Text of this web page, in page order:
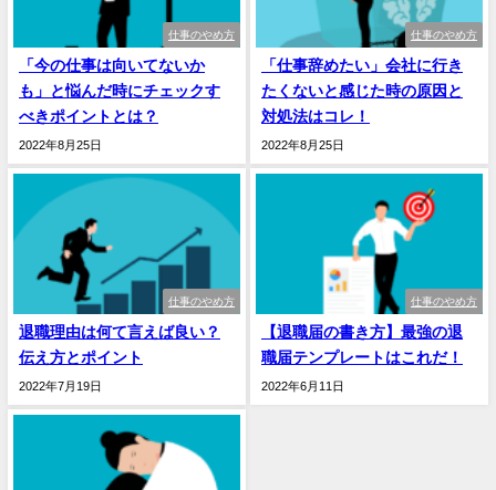
仕事のやめ方
「今の仕事は向いてないか
も」と悩んだ時にチェックす
べきポイントとは？
2022年8月25日
仕事のやめ方
「仕事辞めたい」会社に行き
たくないと感じた時の原因と
対処法はコレ！
2022年8月25日
仕事のやめ方
退職理由は何て言えば良い？
伝え方とポイント
2022年7月19日
仕事のやめ方
【退職届の書き方】最強の退
職届テンプレートはこれだ！
2022年6月11日